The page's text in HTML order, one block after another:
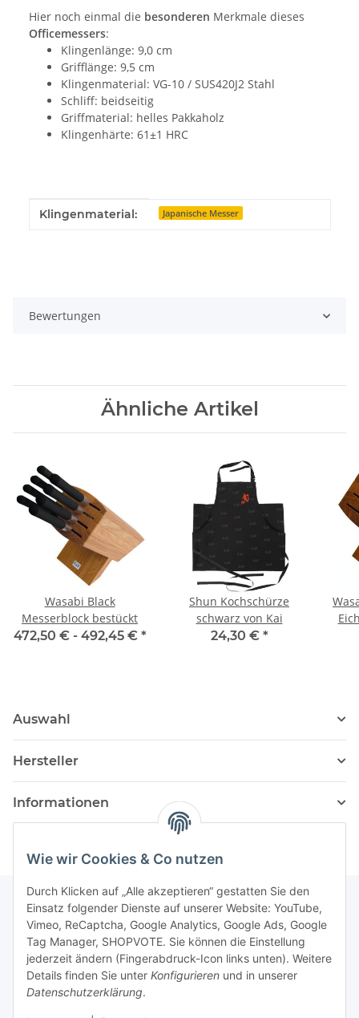
Wie wir Cookies & Co nutzen
Durch Klicken auf „Alle akzeptieren“ gestatten Sie den
Einsatz folgender Dienste auf unserer Website: YouTube,
Vimeo, ReCaptcha, Google Analytics, Google Ads, Google
Tag Manager, SHOPVOTE. Sie können die Einstellung
jederzeit ändern (Fingerabdruck-Icon links unten). Weitere
Details finden Sie unter Konfigurieren und in unserer
Datenschutzerklärung.
Hier noch einmal die besonderen Merkmale dieses
Officemessers:
Klingenlänge: 9,0 cm
Grifflänge: 9,5 cm
Klingenmaterial: VG-10 / SUS420J2 Stahl
Schliff: beidseitig
Griffmaterial: helles Pakkaholz
Klingenhärte: 61±1 HRC
Produkteigenschaft
Wert
Klingenmaterial: Japanische Messer
Bewertungen
Ähnliche Artikel
Wasabi Black
Messerblock bestückt
472,50 € - 492,45 € *
Shun Kochschürze
schwarz von Kai
24,30 € *
Auswahl
Hersteller
Informationen
Newsletter Abonnieren
Bitte senden Sie mir entsprechend Ihrer
Datenschutzerklärungregelmäßig und jederzeit widerruflich
Informationen zu Ihrem Produktsortiment per E-Mail zu.